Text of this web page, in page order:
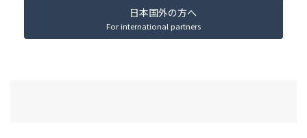
日本国外の方へ
For international partners